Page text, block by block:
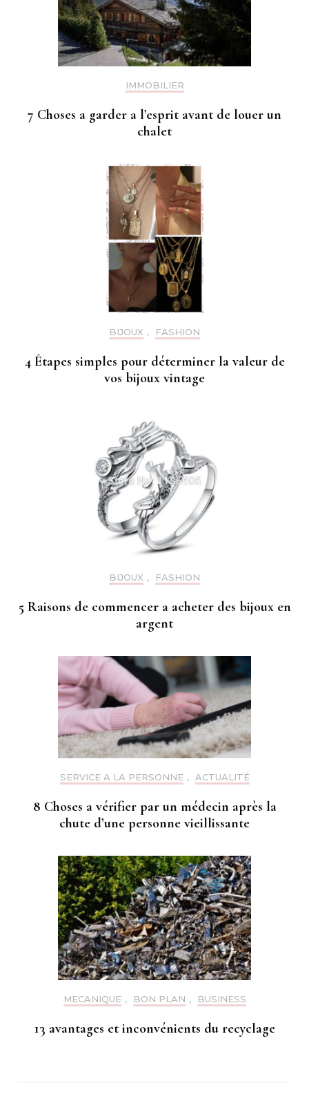
IMMOBILIER
7 Choses a garder a l’esprit avant de louer un
chalet
BIJOUX , FASHION
4 Étapes simples pour déterminer la valeur de
vos bijoux vintage
BIJOUX , FASHION
5 Raisons de commencer a acheter des bijoux en
argent
SERVICE A LA PERSONNE , ACTUALITÉ
8 Choses a vérifier par un médecin après la
chute d’une personne vieillissante
MECANIQUE , BON PLAN , BUSINESS
13 avantages et inconvénients du recyclage